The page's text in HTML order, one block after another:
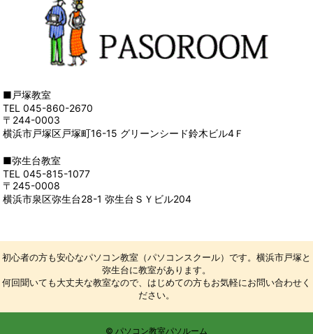
■戸塚教室
TEL 045-860-2670
〒244-0003
横浜市戸塚区戸塚町16-15 グリーンシード鈴木ビル4Ｆ
■弥生台教室
TEL 045-815-1077
〒245-0008
横浜市泉区弥生台28-1 弥生台ＳＹビル204
初心者の方も安心なパソコン教室（パソコンスクール）です。横浜市戸塚と
弥生台に教室があります。
何回聞いても大丈夫な教室なので、はじめての方もお気軽にお問い合わせく
ださい。
© パソコン教室パソルーム